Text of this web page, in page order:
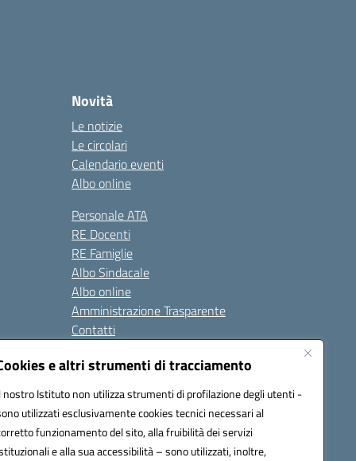
e altri strumenti di tracciamento
nostro Istituto non utilizza strumenti di profilazione degli utenti -
utilizzati esclusivamente cookies tecnici necessari al
funzionamento del sito, alla fruibilità dei servizi
e alla sua accessibilità – sono utilizzati, inoltre,
Novità
Le notizie
Le circolari
Calendario eventi
Albo online
Personale ATA
RE Docenti
RE Famiglie
Albo Sindacale
Albo online
Amministrazione Trasparente
Contatti